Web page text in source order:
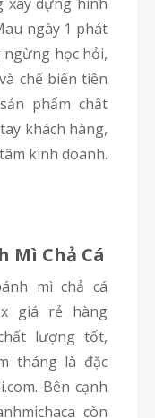
ngày 1 phát
học hỏi,
chế biến tiên
phẩm chất
khách hàng,
kinh doanh.
Mì Chả Cá
giá rẻ hàng
lượng tốt,
tháng là đặc
Bên cạnh
còn